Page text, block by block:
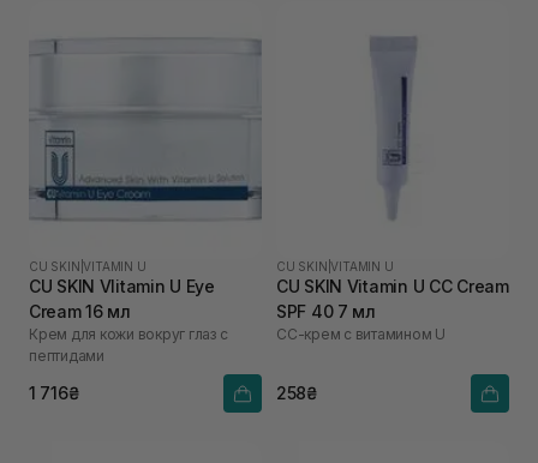
CU SKIN |VITAMIN U
CU SKIN VIitamin U Eye
Cream 16 мл
Крем для кожи вокруг глаз с
пептидами
1 716₴
CU SKIN |VITAMIN U
CU SKIN Vitamin U CC Cream
SPF 40 7 мл
СС-крем с витамином U
258₴